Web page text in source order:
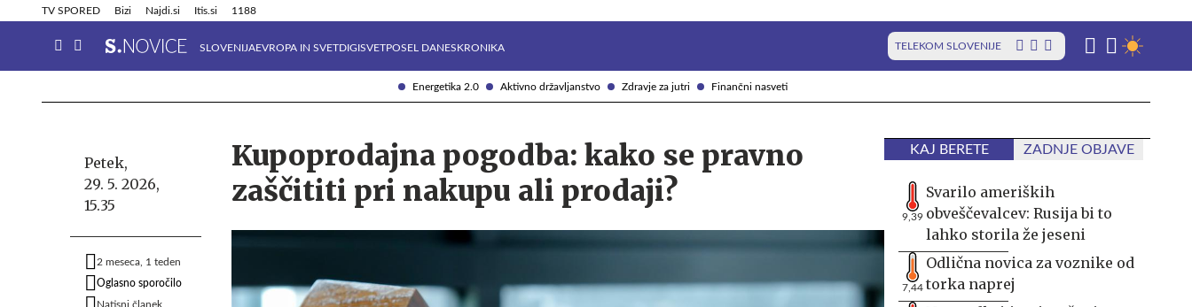
Energetika 2.0 Aktivno državljanstvo Zdravje za jutri Finančni nasveti
TV SPORED Bizi Najdi.si Itis.si 1188
SLOVENIJAEVROPA IN SVETDIGISVETPOSEL DANESKRONIKA TELEKOM SLOVENIJE
Info in obvestila Tehnik
Petek,
29. 5. 2026,
15.35
2 meseca, 1 teden
Oglasno sporočilo
Natisni članek
Kupoprodajna pogodba: kako se pravno
zaščititi pri nakupu ali prodaji?
KAJ BERETE ZADNJE OBJAVE
9,39
Svarilo ameriških
obveščevalcev: Rusija bi to
lahko storila že jeseni
7,44
Odlična novica za voznike od
torka naprej